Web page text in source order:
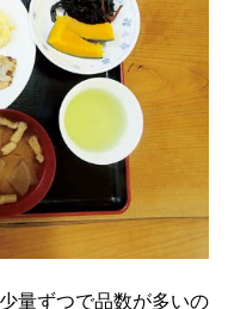
量ずつで品数が多いの